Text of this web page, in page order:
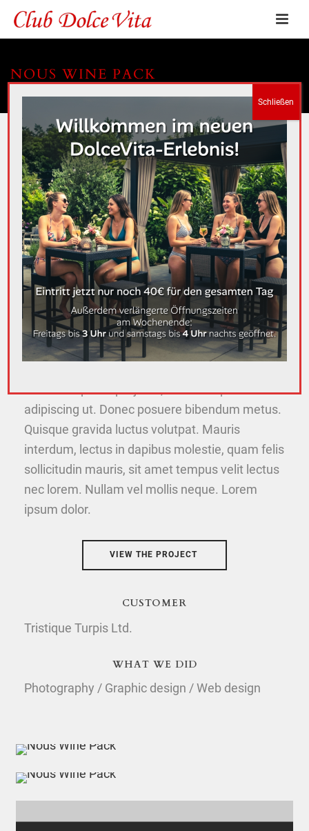
NOUS WINE PACK
CHALLANGE
Cras tristique turpis justo, eu consequat sem
adipiscing ut. Donec posuere bibendum metus.
Quisque gravida luctus volutpat. Mauris
interdum, lectus in dapibus molestie, quam felis
sollicitudin mauris, sit amet tempus velit lectus
nec lorem. Nullam vel mollis neque. Lorem
ipsum dolor.
VIEW THE PROJECT
CUSTOMER
Tristique Turpis Ltd.
WHAT WE DID
Photography / Graphic design / Web design